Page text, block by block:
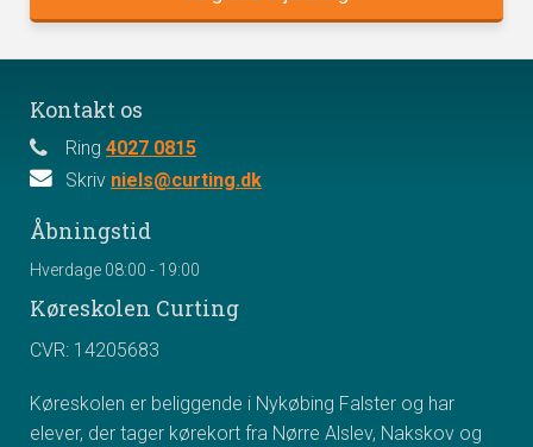
Kontakt os
Ring 4027 0815
Skriv niels@curting.dk
Åbningstid
Hverdage 08:00 - 19:00
Køreskolen Curting
CVR: 14205683
Køreskolen er beliggende i Nykøbing Falster og har
elever, der tager kørekort fra Nørre Alslev, Nakskov og